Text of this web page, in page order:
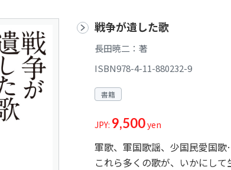
戦争が遺した歌
長田暁二：著
ISBN978-4-11-880232-9
書籍
JPY: 9,500yen
軍歌、軍国歌謡、少国民愛国
これら多くの歌が、いかにし